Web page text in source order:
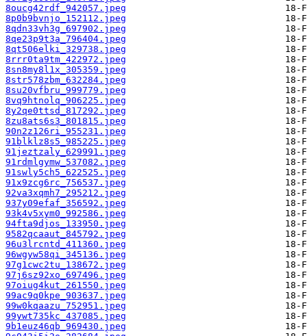
8oucg42rdf_942057.jpeg
8p0b9bvnjo_152112.jpeg
8qdn33vh3g_697902.jpeg
8qe23p9t3a_796404.jpeg
8qt506elki_329738.jpeg
8rrr0ta9tm_422972.jpeg
8sn8my8l1x_305359.jpeg
8str578zbm_632284.jpeg
8su20vfbru_999779.jpeg
8vq9htnolq_906225.jpeg
8y2qe0ttsd_817292.jpeg
8zu8ats6s3_801815.jpeg
90n2z126ri_955231.jpeg
91blklz8s5_985225.jpeg
91jeztzaly_629991.jpeg
91rdmlgymw_537082.jpeg
91swly5ch5_622525.jpeg
91x9zcg6rc_756537.jpeg
92va3xqmh7_295212.jpeg
937y09efaf_356592.jpeg
93k4v5xym0_992586.jpeg
94fta9djos_133950.jpeg
9582qcaaut_845792.jpeg
96u3lrcntd_411360.jpeg
96wgyw58qi_345136.jpeg
97g1cwc2tu_138672.jpeg
97j6sz92xo_697496.jpeg
97oiug4kut_261550.jpeg
99ac9q0kpe_903637.jpeg
99w0kqaazu_752951.jpeg
99ywt735kc_437085.jpeg
9b1euz46qb_969430.jpeg